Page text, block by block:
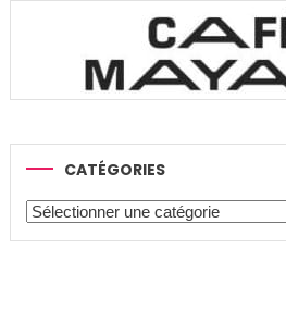
CATÉGORIES
Catégories